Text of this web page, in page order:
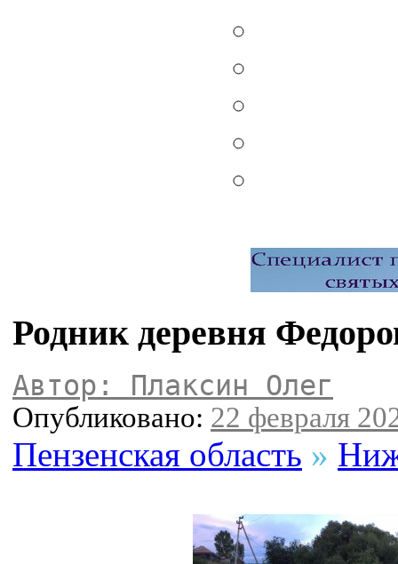
Родник деревня
Автор: Плаксин Олег
Опубликовано: 22 февраля
Пензенская область »